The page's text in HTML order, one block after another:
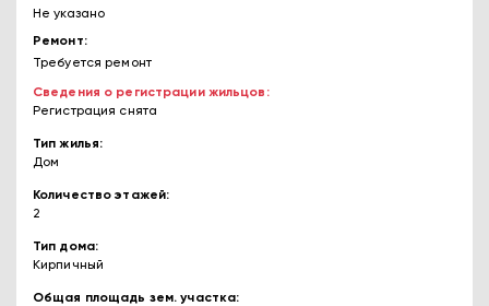
Не указано
Ремонт
Требуется ремонт
Сведения о регистрации жильцов
Регистрация снята
Тип жилья
Дом
Количество этажей
2
Тип дома
Кирпичный
Общая площадь зем. участка